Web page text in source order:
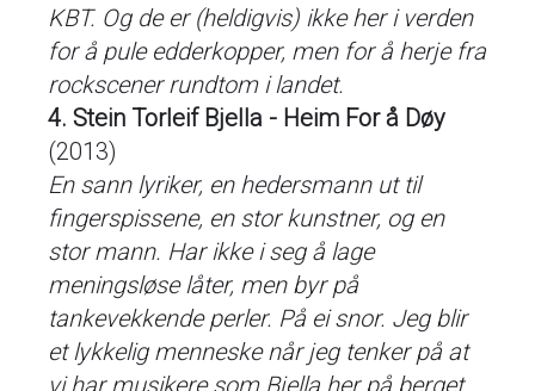
KBT. Og de er (heldigvis) ikke her i verden
for å pule edderkopper, men for å herje fra
rockscener rundtom i landet.
4. Stein Torleif Bjella - Heim For å Døy
(2013)
En sann lyriker, en hedersmann ut til
fingerspissene, en stor kunstner, og en
stor mann. Har ikke i seg å lage
meningsløse låter, men byr på
tankevekkende perler. På ei snor. Jeg blir
et lykkelig menneske når jeg tenker på at
vi har musikere som Bjella her på berget.